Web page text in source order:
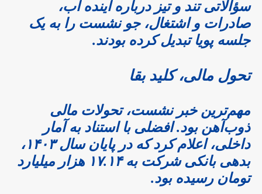
سؤالاتی تند و تیز درباره آینده آب،
صادرات و اشتغال، جو نشست را به یک
جلسه پویا تبدیل کرده بودند.
تحول مالی، کلید بقا
مهم‌ترین خبر نشست، تحولات مالی
ذوب‌آهن بود. افضلی با استناد به آمار
داخلی، اعلام کرد که در پایان سال ۱۴۰۳،
بدهی بانکی شرکت به ۱۷.۱۴ هزار میلیارد
تومان رسیده بود.